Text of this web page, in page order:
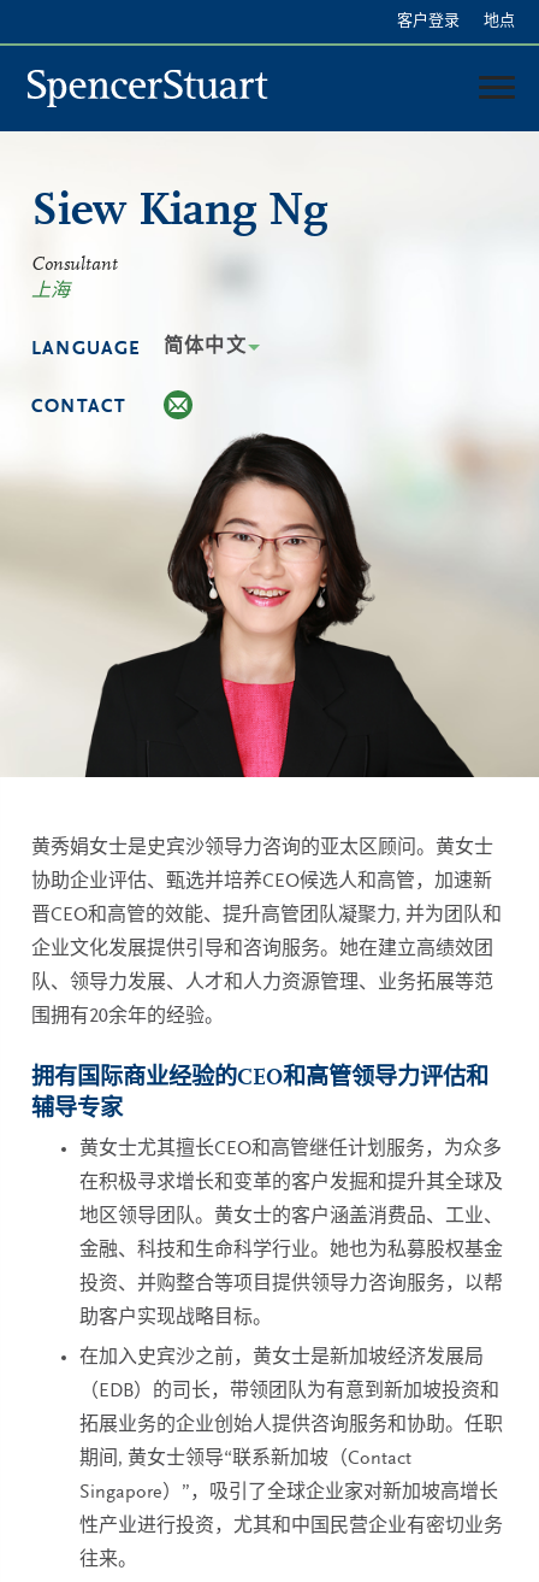
Content
我们的服务
客户登录 地点
Siew Kiang Ng
Consultant
上海
LANGUAGE 简体中文
CONTACT
黄秀娟女士是史宾沙领导力咨询的亚太区顾问。黄女士
协助企业评估、甄选并培养CEO候选人和高管，加速新
晋CEO和高管的效能、提升高管团队凝聚力, 并为团队和
企业文化发展提供引导和咨询服务。她在建立高绩效团
队、领导力发展、人才和人力资源管理、业务拓展等范
围拥有20余年的经验。
拥有国际商业经验的CEO和高管领导力评估和
辅导专家
黄女士尤其擅长CEO和高管继任计划服务，为众多
在积极寻求增长和变革的客户发掘和提升其全球及
地区领导团队。黄女士的客户涵盖消费品、工业、
金融、科技和生命科学行业。她也为私募股权基金
投资、并购整合等项目提供领导力咨询服务，以帮
助客户实现战略目标。
在加入史宾沙之前，黄女士是新加坡经济发展局
（EDB）的司长，带领团队为有意到新加坡投资和
拓展业务的企业创始人提供咨询服务和协助。任职
期间, 黄女士领导“联系新加坡（Contact
Singapore）”，吸引了全球企业家对新加坡高增长
性产业进行投资，尤其和中国民营企业有密切业务
往来。